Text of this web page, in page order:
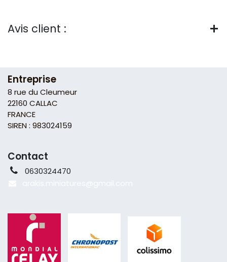
Avis client :
Entreprise
8 rue du Cleumeur
22160 CALLAC
FRANCE
SIREN : 983024159
Contact
0630324470